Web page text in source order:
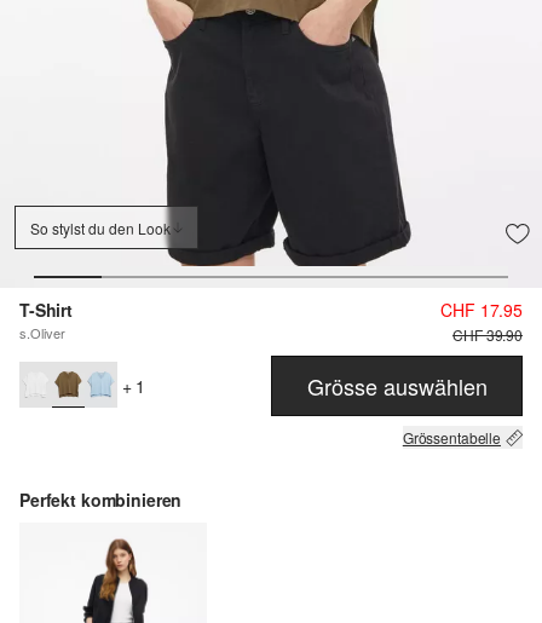
So stylst du den Look
T-Shirt
s.Oliver
CHF 17.95
CHF 39.90
+ 1 Grösse auswählen
Grössentabelle
Perfekt kombinieren